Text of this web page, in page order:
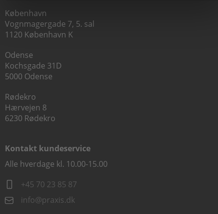
København
Vognmagergade 7, 5. sal
1120 København K
Odense
Kochsgade 31D
5000 Odense
Rødekro
Hærvejen 8
6230 Rødekro
Kontakt kundeservice
Alle hverdage kl. 10.00-15.00
+45 70 23 85 87
info@praxis.dk